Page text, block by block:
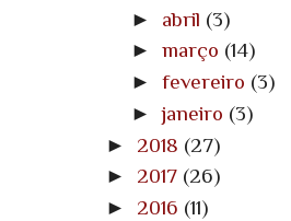
► abril (3)
► março (14)
► fevereiro (3)
►janeiro (3)
► 2018 (27)
► 2017 (26)
► 2016 (11)